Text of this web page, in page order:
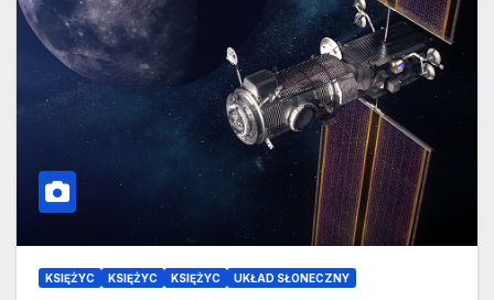
KSIĘŻYC KSIĘŻYC KSIĘŻYC UKŁAD SŁONECZNY